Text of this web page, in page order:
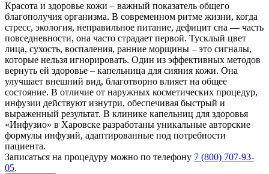
Красота и здоровье кожи – важный показатель общего
благополучия организма. В современном ритме жизни, когда
стресс, экология, неправильное питание, дефицит сна — часть
повседневности, она часто страдает первой. Тусклый цвет
лица, сухость, воспаления, ранние морщины – это сигналы,
которые нельзя игнорировать. Один из эффективных методов
вернуть ей здоровье – капельница для сияния кожи. Она
улучшает внешний вид, благотворно влияет на общее
состояние. В отличие от наружных косметических процедур,
инфузии действуют изнутри, обеспечивая быстрый и
выраженный результат. В клинике капельниц для здоровья
«Инфузио» в Харовске разработаны уникальные авторские
формулы инфузий, адаптированные под потребности
пациента.
Записаться на процедуру можно по телефону 7 (800) 707-93-
05.